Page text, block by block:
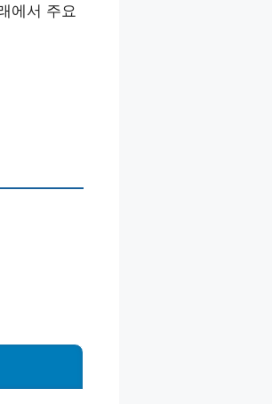
에서 주요